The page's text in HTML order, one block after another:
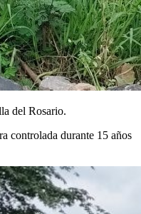
del Rosario.
controlada durante 15 años